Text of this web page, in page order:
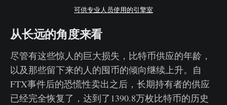
可供专业人员使用的引擎室
从长远的角度来看
尽管有这些惊人的巨大损失，比特币供应的年龄，
以及那些留下来的人的囤币的倾向继续上升。自
FTX事件后的恐慌性卖出之后，长期持有者的供应
已经完全恢复了，达到了1390.8万枚比特币的历史